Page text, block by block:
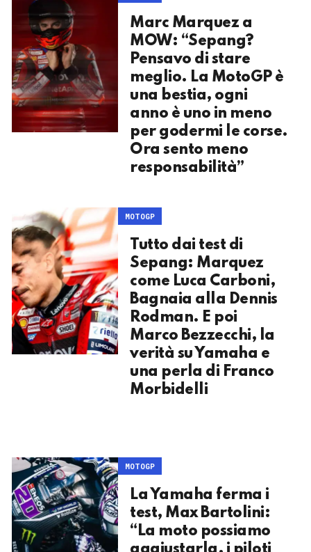
Marc Marquez a
MOW: “Sepang?
Pensavo di stare
meglio. La MotoGP è
una bestia, ogni
anno è uno in meno
per godermi le corse.
Ora sento meno
responsabilità”
MOTOGP
Tutto dai test di
Sepang: Marquez
come Luca Carboni,
Bagnaia alla Dennis
Rodman. E poi
Marco Bezzecchi, la
verità su Yamaha e
una perla di Franco
Morbidelli
MOTOGP
La Yamaha ferma i
test, Max Bartolini:
“La moto possiamo